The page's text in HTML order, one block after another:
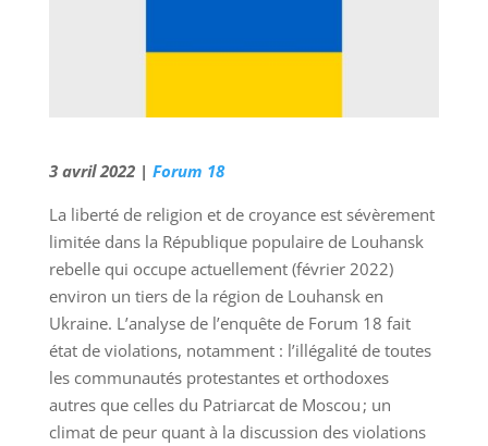
3 avril 2022 | Forum 18
La liberté de religion et de croyance est sévèrement
limitée dans la République populaire de Louhansk
rebelle qui occupe actuellement (février 2022)
environ un tiers de la région de Louhansk en
Ukraine. L’analyse de l’enquête de Forum 18 fait
état de violations, notamment : l’illégalité de toutes
les communautés protestantes et orthodoxes
autres que celles du Patriarcat de Moscou ; un
climat de peur quant à la discussion des violations